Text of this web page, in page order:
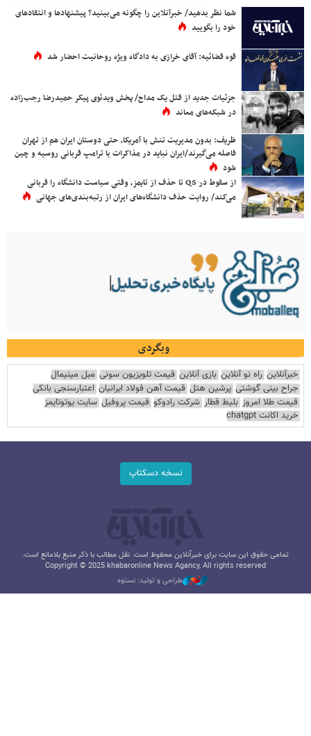
شما نظر بدهید/ خبرآنلاین را چگونه می‌بینید؟ پیشنهادها و انتقادهای
خود را بگویید
قوه قضائیه: آقای خرازی به دادگاه ویژه روحانیت احضار شد
جزئیات جدید از قتل یک مداح/ پخش ویدئوی پیکر حمیدرضا رجب‌زاده
در شبکه‌های معاند
ظریف: بدون مدیریت تنش با آمریکا، حتی دوستان ایران هم از تهران
فاصله می‌گیرند/ایران نباید در مذاکرات با ترامپ قربانی روسیه و چین
شود
از سقوط در QS تا حذف از تایمز، وقتی سیاست دانشگاه را قربانی
می‌کند/ روایت حذف دانشگاه‌های ایران از رتبه‌بندی‌های جهانی
وبگردی
خبرآنلاین راه نو آنلاین بازی آنلاین قیمت تلویزیون سونی مبل مینیمال
جراح بینی گوشتی پرشین هتل قیمت آهن فولاد ایرانیان اعتبارسنجی بانکی
قیمت طلا امروز بلیط قطار شرکت رادوکو قیمت پروفیل سایت یوتوتایمز
خرید اکانت chatgpt
نسخه دسکتاپ
تمامی حقوق این سایت برای خبرآنلاین محفوظ است. نقل مطالب با ذکر منبع بلامانع است.
Copyright © 2025 khabaronline News Agancy, All rights reserved
طراحی و تولید: نستوه